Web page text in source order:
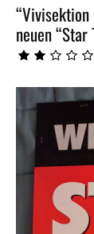
“Vivisektion
neuen